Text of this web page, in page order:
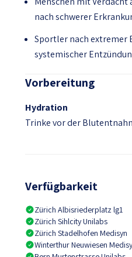
nach schwerer
Sportler nach extremer
systemischer
Vorbereitung
Hydration
Trinke vor der
Verfügbarkeit
Zürich Albisriederplatz lg1
Zürich Sihlcity Unilabs
Zürich Stadelhofen Medisyn
Winterthur Neuwiesen